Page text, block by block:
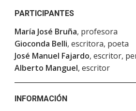
PARTICIPANTES
María José Bruña, profesora
Gioconda Belli, escritora, poeta
José Manuel Fajardo, escritor,
Alberto Manguel, escritor
INFORMACIÓN